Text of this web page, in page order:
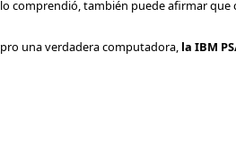
comprendió, también puede afirmar que
una verdadera computadora, la IBM